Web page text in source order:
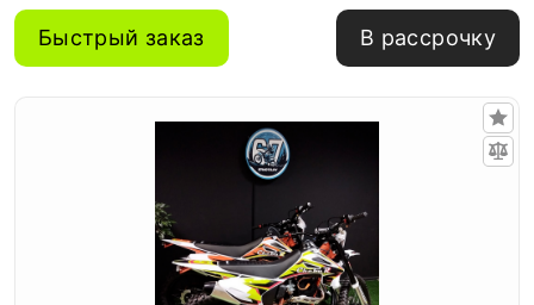
Быстрый заказ В рассрочку